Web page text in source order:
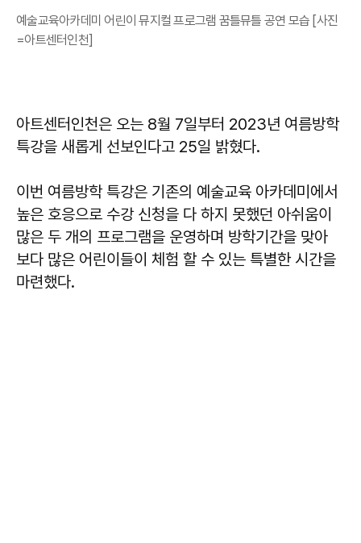
예술교육아카데미 어린이 뮤지컬 프로그램 꿈틀뮤틀 공연 모습 [사진
=아트센터인천]
아트센터인천은 오는 8월 7일부터 2023년 여름방학
특강을 새롭게 선보인다고 25일 밝혔다.
이번 여름방학 특강은 기존의 예술교육 아카데미에서
높은 호응으로 수강 신청을 다 하지 못했던 아쉬움이
많은 두 개의 프로그램을 운영하며 방학기간을 맞아
보다 많은 어린이들이 체험 할 수 있는 특별한 시간을
마련했다.